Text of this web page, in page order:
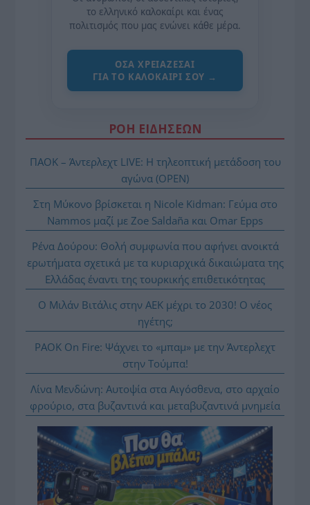
το ελληνικό καλοκαίρι και ένας
πολιτισμός που μας ενώνει κάθε μέρα.
ΌΣΑ ΧΡΕΙΆΖΕΣΑΙ
ΓΙΑ ΤΟ ΚΑΛΟΚΑΊΡΙ ΣΟΥ →
ΡΟΗ ΕΙΔΗΣΕΩΝ
ΠΑΟΚ – Άντερλεχτ LIVE: Η τηλεοπτική μετάδοση του
αγώνα (OPEN)
Στη Μύκονο βρίσκεται η Nicole Kidman: Γεύμα στο
Nammos μαζί με Zoe Saldaña και Omar Epps
Ρένα Δούρου: Θολή συμφωνία που αφήνει ανοικτά
ερωτήματα σχετικά με τα κυριαρχικά δικαιώματα της
Ελλάδας έναντι της τουρκικής επιθετικότητας
Ο Μιλάν Βιτάλις στην ΑΕΚ μέχρι το 2030! Ο νέος
ηγέτης;
PAOK On Fire: Ψάχνει το «μπαμ» με την Άντερλεχτ
στην Τούμπα!
Λίνα Μενδώνη: Αυτοψία στα Αιγόσθενα, στο αρχαίο
φρούριο, στα βυζαντινά και μεταβυζαντινά μνημεία